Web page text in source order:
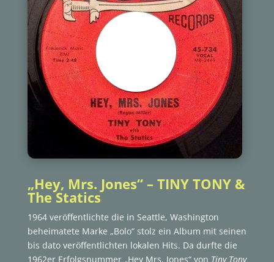
„Hey, Mrs. Jones“ – TINY TONY &
The Statics
1964 veröffentlichte die in Seattle, Washington
beheimatete Marke „Bolo“ stolz ein Album mit seinen
bis dato veröffentlichten lokalen Hits. Da durfte die
1962er Erfolgsnummer „Hey Mrs. Jones“ von Tiny Tony